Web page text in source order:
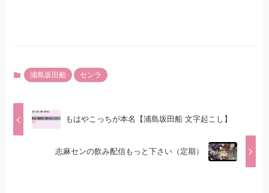
浦島坂田船 センラ
もはやこっちが本名【浦島坂田船 文字起こし】
志麻センの飲み配信もっと下さい（定期）